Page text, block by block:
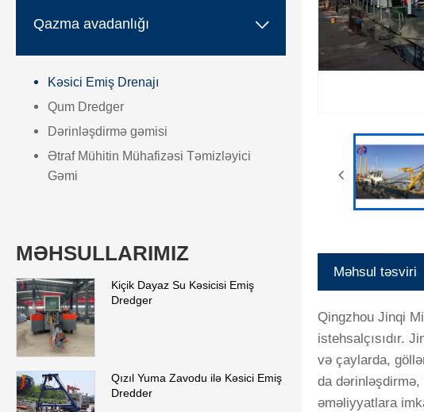
Qazma avadanlığı 
Kəsici Emiş Drenajı
Qum Dredger
Dərinləşdirmə gəmisi
Ətraf Mühitin Mühafizəsi Təmizləyici
Gəmi
MƏHSULLARIMIZ
Kiçik Dayaz Su Kəsicisi Emiş
Dredger
Qızıl Yuma Zavodu ilə Kəsici Emiş
Dredder
Məhsul təsviri
Qingzhou Jinqi
istehsalçısıdır.
və çaylarda,
da dərinləşdirmə,
əməliyyatlara